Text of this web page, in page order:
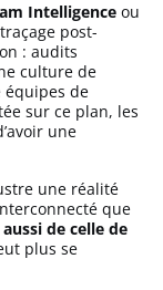
Intelligence ou
post-
: audits
culture de
équipes de
sur ce plan, les
une
une réalité
que
de celle de
plus se